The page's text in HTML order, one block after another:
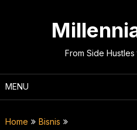
From Side
MENU
Home
Bisnis